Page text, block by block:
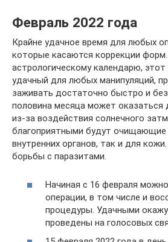
Февраль 2022 года
Крайне удачное время для любых
которые касаются коррекции
астрологическому календарю, этот
удачный для любых манипуляций,
заживать достаточно быстро и
половина месяца может оказаться
из-за воздействия солнечного
благоприятными будут очищающие
внутренних органов, так и для
борьбы с паразитами.
Начиная с 16 февраля
операции, в том числе и
процедуры. Удачными
проведены на голосовых